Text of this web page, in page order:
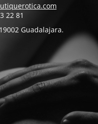
22 81
Guadalajara.